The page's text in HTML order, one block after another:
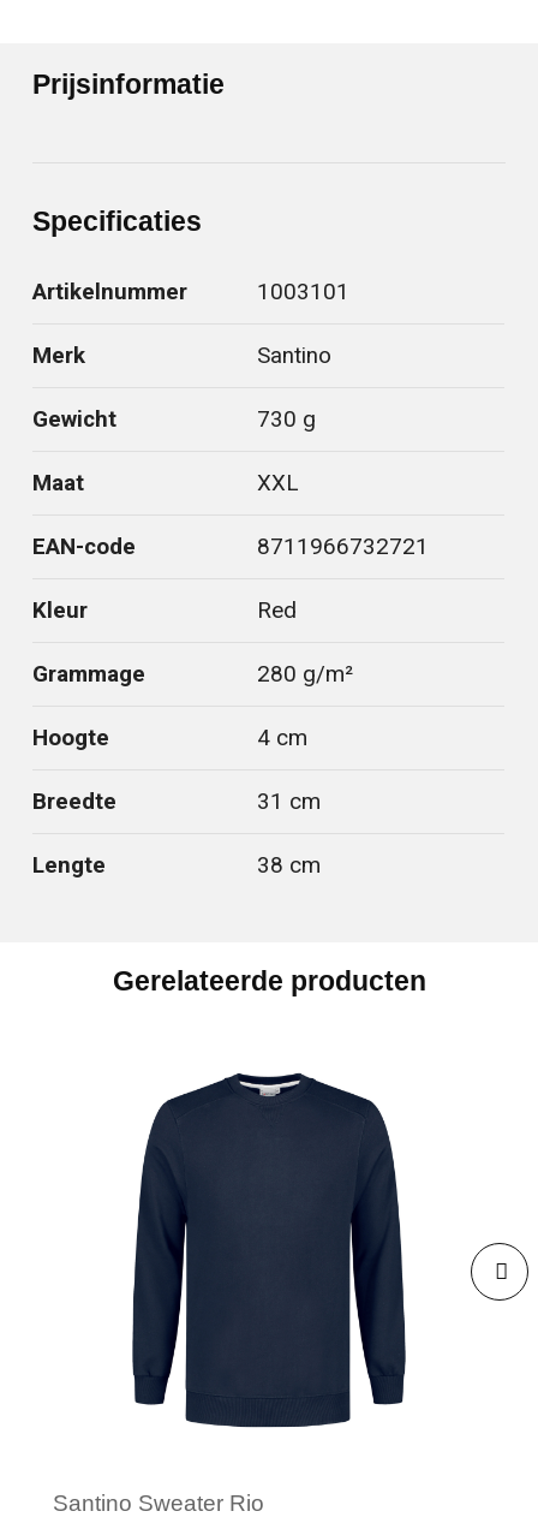
Prijsinformatie
Specificaties
Artikelnummer 1003101
Merk Santino
Gewicht 730 g
Maat XXL
EAN-code 8711966732721
Kleur Red
Grammage 280 g/m²
Hoogte 4 cm
Breedte 31 cm
Lengte 38 cm
Gerelateerde producten
Santino Sweater Rio